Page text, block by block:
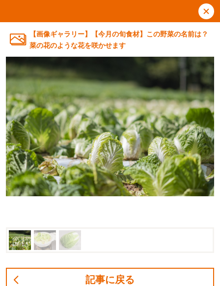
【画像ギャラリー】【今月の旬食材】この野菜の名前は？
菜の花のような花を咲かせます
記事に戻る